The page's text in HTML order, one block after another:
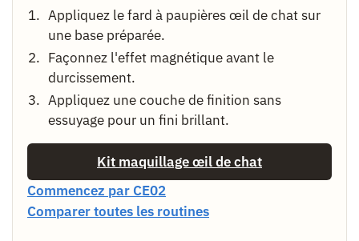
Appliquez le fard à paupières œil de chat sur
une base préparée.
Façonnez l'effet magnétique avant le
durcissement.
Appliquez une couche de finition sans
essuyage pour un fini brillant.
Kit maquillage œil de chat
Commencez par CE02
Comparer toutes les routines